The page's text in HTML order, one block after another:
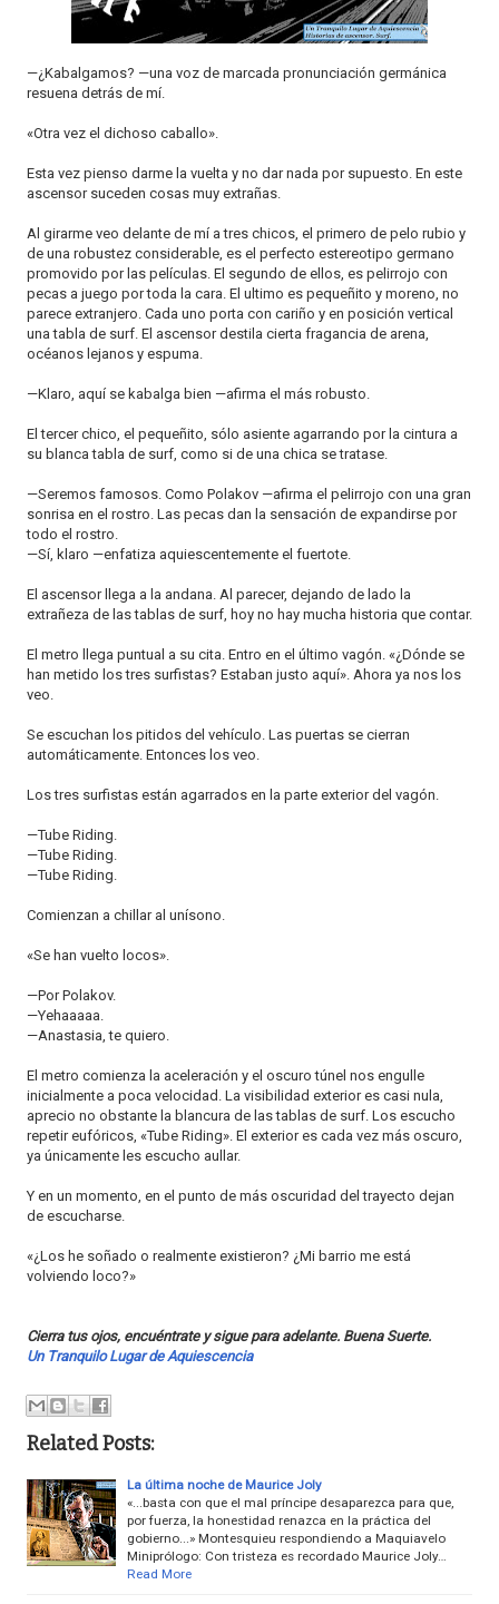
o
n
—¿Kabalgamos? —una voz de marcada pronunciación germánica
resuena detrás de mí.
«Otra vez el dichoso caballo».
Esta vez pienso darme la vuelta y no dar nada por supuesto. En este
ascensor suceden cosas muy extrañas.
Al girarme veo delante de mí a tres chicos, el primero de pelo rubio y
de una robustez considerable, es el perfecto estereotipo germano
promovido por las películas. El segundo de ellos, es pelirrojo con
pecas a juego por toda la cara. El ultimo es pequeñito y moreno, no
parece extranjero. Cada uno porta con cariño y en posición vertical
una tabla de surf. El ascensor destila cierta fragancia de arena,
océanos lejanos y espuma.
—Klaro, aquí se kabalga bien —afirma el más robusto.
El tercer chico, el pequeñito, sólo asiente agarrando por la cintura a
su blanca tabla de surf, como si de una chica se tratase.
—Seremos famosos. Como Polakov —afirma el pelirrojo con una gran
sonrisa en el rostro. Las pecas dan la sensación de expandirse por
todo el rostro.
—Sí, klaro —enfatiza aquiescentemente el fuertote.
El ascensor llega a la andana. Al parecer, dejando de lado la
extrañeza de las tablas de surf, hoy no hay mucha historia que contar.
El metro llega puntual a su cita. Entro en el último vagón. «¿Dónde se
han metido los tres surfistas? Estaban justo aquí». Ahora ya nos los
veo.
Se escuchan los pitidos del vehículo. Las puertas se cierran
automáticamente. Entonces los veo.
Los tres surfistas están agarrados en la parte exterior del vagón.
—Tube Riding.
—Tube Riding.
—Tube Riding.
Comienzan a chillar al unísono.
«Se han vuelto locos».
—Por Polakov.
—Yehaaaaa.
—Anastasia, te quiero.
El metro comienza la aceleración y el oscuro túnel nos engulle
inicialmente a poca velocidad. La visibilidad exterior es casi nula,
aprecio no obstante la blancura de las tablas de surf. Los escucho
repetir eufóricos, «Tube Riding». El exterior es cada vez más oscuro,
ya únicamente les escucho aullar.
Y en un momento, en el punto de más oscuridad del trayecto dejan
de escucharse.
«¿Los he soñado o realmente existieron? ¿Mi barrio me está
volviendo loco?»
Cierra tus ojos, encuéntrate y sigue para adelante. Buena Suerte.
Un Tranquilo Lugar de Aquiescencia
Related Posts:
La última noche de Maurice Joly
«...basta con que el mal príncipe desaparezca para que,
por fuerza, la honestidad renazca en la práctica del
gobierno...» Montesquieu respondiendo a Maquiavelo
Miniprólogo: Con tristeza es recordado Maurice Joly…
Read More